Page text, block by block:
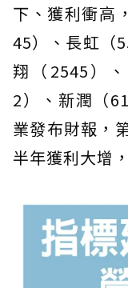
下、獲利衝高
45）、長虹（
翔（2545）
2）、新潤（
業發布財報，
半年獲利大增